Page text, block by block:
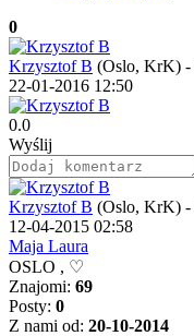
0
Krzysztof B (Oslo, KrK) -
22-01-2016 12:50
0.0
Wyślij
Krzysztof B (Oslo, KrK) -
12-04-2015 02:58
Maja Laura
OSLO , ♡
Znajomi: 69
Posty: 0
Z nami od: 20-10-2014